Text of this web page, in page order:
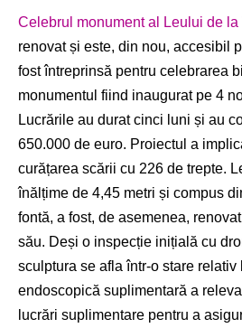
Celebrul monument al Leului de la
renovat și este, din nou, accesibil
fost întreprinsă pentru celebrarea
monumentul fiind inaugurat pe 4
Lucrările au durat cinci luni și au
650.000 de euro. Proiectul a
curățarea scării cu 226 de trepte.
înălțime de 4,45 metri și compus
fontă, a fost, de asemenea,
său. Deși o inspecție inițială cu
sculptura se afla într-o stare
endoscopică suplimentară a
lucrări suplimentare pentru a